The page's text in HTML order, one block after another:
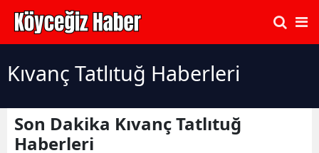
Kıvanç Tatlıtuğ Haberleri
Son Dakika Kıvanç Tatlıtuğ
Haberleri